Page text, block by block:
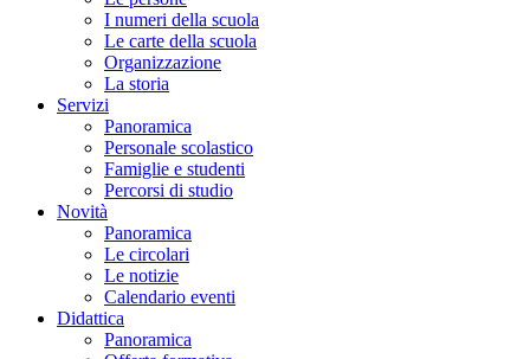
I numeri della scuola
Le carte della scuola
Organizzazione
La storia
Servizi
Panoramica
Personale scolastico
Famiglie e studenti
Percorsi di studio
Novità
Panoramica
Le circolari
Le notizie
Calendario eventi
Didattica
Panoramica